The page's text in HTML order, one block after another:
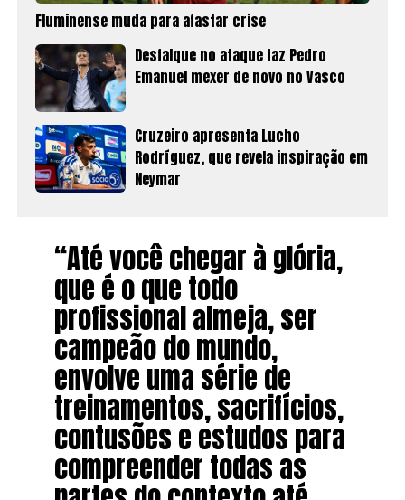
Fluminense muda para afastar crise
Desfalque no ataque faz Pedro
Emanuel mexer de novo no Vasco
Cruzeiro apresenta Lucho
Rodríguez, que revela inspiração em
Neymar
“Até você chegar à glória,
que é o que todo
profissional almeja, ser
campeão do mundo,
envolve uma série de
treinamentos, sacrifícios,
contusões e estudos para
compreender todas as